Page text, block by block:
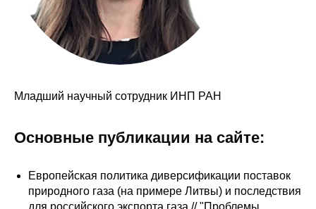
Материалы для СМИ
Публикации
Научная жизнь
О журнале
Младший научный сотрудник ИНП РАН
Основные публикации на сайте:
Европейская политика диверсификации поставок
природного газа (на примере Литвы) и последствия
для российского экспорта газа // "Проблемы